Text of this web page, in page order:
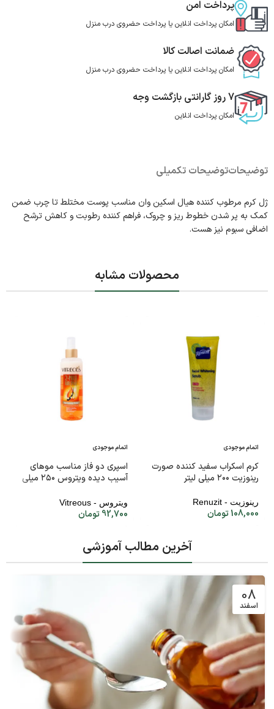
پرداخت امن
امکان پرداخت انلاین یا پرداخت حضروی درب منزل
ضمانت اصالت کالا
امکان پرداخت انلاین یا پرداخت حضروی درب منزل
7 روز گارانتی بازگشت وجه
امکان پرداخت انلاین
توضیحاتتوضیحات تکمیلی
ژل کرم مرطوب کننده هیال اسکین وان مناسب پوست مختلط تا چرب ضمن
کمک به پر شدن خطوط ریز و چروک، فراهم کننده رطوبت و کاهش ترشح
اضافی سبوم نیز هست.
محصولات مشابه
اتمام موجودی
کرم اسکراب سفید کننده صورت
رینوزیت ۲۰۰ میلی لیتر
رینوزیت - Renuzit
108,000تومان
اتمام موجودی
اسپری دو فاز مناسب موهای
آسیب دیده ویتروس ۲۵۰ میلی
ویتروس - Vitreous
92,700تومان
آخرین مطالب آموزشی
08
اسفند